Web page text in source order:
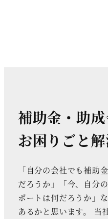
補助金・助
お困りごと
「自分の会社でも補助
だろうか」「今、自分
ポートは何だろうか」
あるかと思います。 当